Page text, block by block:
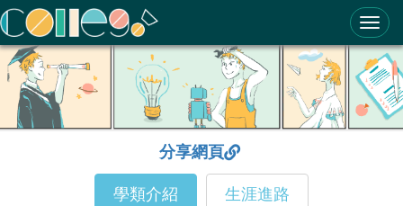
ColleGo! 大學選才與高中育才輔助系統
分享網頁
學類介紹 生涯進路